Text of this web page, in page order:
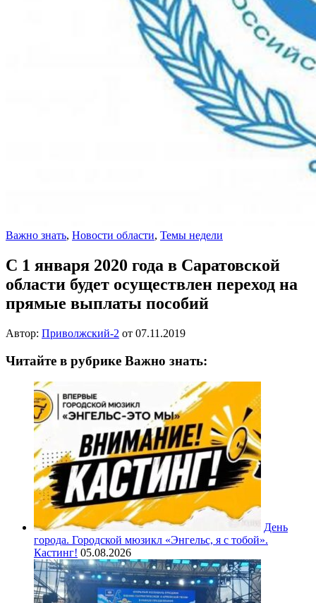
Важно знать, Новости области, Темы недели
С 1 января 2020 года в Саратовской
области будет осуществлен переход на
прямые выплаты пособий
Автор: Приволжский-2 от 07.11.2019
Читайте в рубрике Важно знать:
День
города. Городской мюзикл «Энгельс, я с тобой».
Кастинг! 05.08.2026